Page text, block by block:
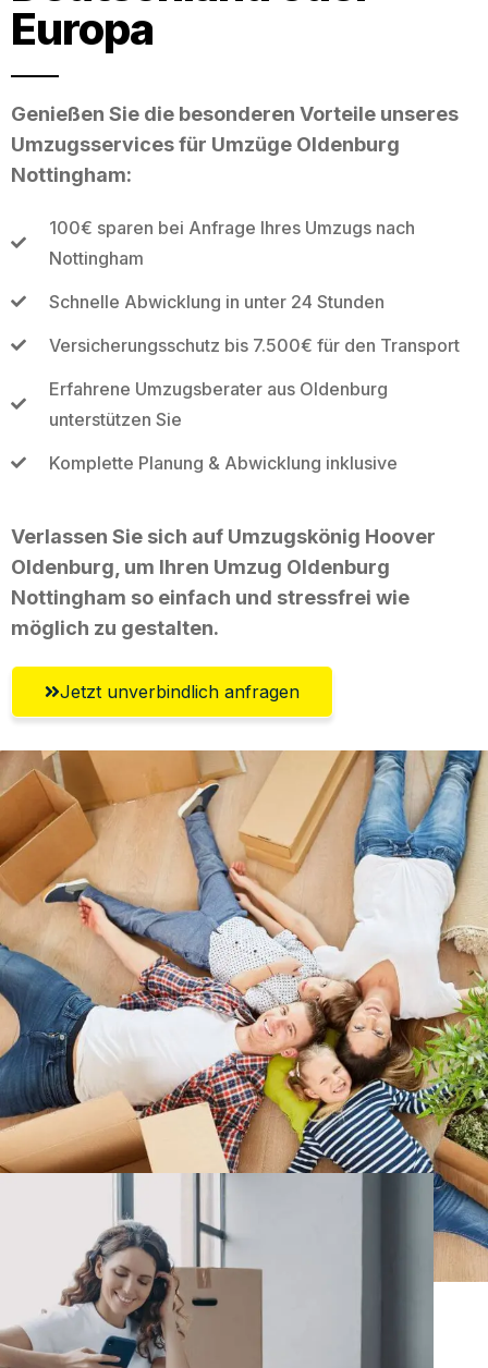
Europa
Genießen Sie die besonderen Vorteile unseres
Umzugsservices für Umzüge Oldenburg
Nottingham:
100€ sparen bei Anfrage Ihres Umzugs nach
Nottingham
Schnelle Abwicklung in unter 24 Stunden
Versicherungsschutz bis 7.500€ für den Transport
Erfahrene Umzugsberater aus Oldenburg
unterstützen Sie
Komplette Planung & Abwicklung inklusive
Verlassen Sie sich auf Umzugskönig Hoover
Oldenburg, um Ihren Umzug Oldenburg
Nottingham so einfach und stressfrei wie
möglich zu gestalten.
Jetzt unverbindlich anfragen